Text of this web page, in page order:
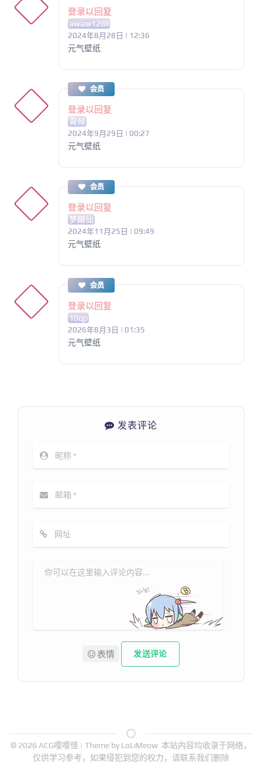
登录以回复
awaw128ll
2024年8月28日 | 12:36
元气壁纸
会员
登录以回复
霄倾
2024年9月29日 | 00:27
元气壁纸
会员
登录以回复
梦颾仙
2024年11月25日 | 09:49
元气壁纸
会员
登录以回复
10qp
2026年8月3日 | 01:35
元气壁纸
发表评论
表情 发送评论
© 2026 ACG嘤嘤怪 | Theme by LoLiMeow 本站内容均收录于网络，
仅供学习参考，如果侵犯到您的权力，请联系我们删除